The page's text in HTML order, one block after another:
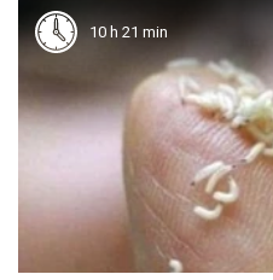
10 h 21 min